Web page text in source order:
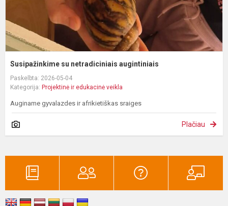
Susipažinkime su netradiciniais augintiniais
Paskelbta: 2026-05-04
Kategorija: Projektinė ir edukacinė veikla
Auginame gyvalazdes ir afrikietiškas sraiges
Plačiau